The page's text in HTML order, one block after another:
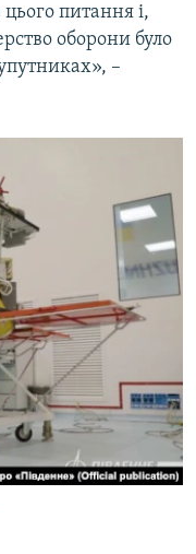
питання і,
оборони було
–